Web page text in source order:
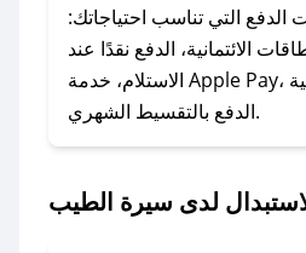
تويتر أو البريد الإلكتروني،
في أسرع وقت ممكن.
### ماذا أفعل إذا لم أجد كود خصم لمتجري
المفضل؟
على توفير الكوبونات في
التي تناسب احتياجاتك:
الائتمانية، الدفع نقدًا عند
الاستلام، خدمة Apple Pay، بالإضافة إلى إمكانية
الدفع بالتقسيط الشهري.
لدى سيرة الطيب